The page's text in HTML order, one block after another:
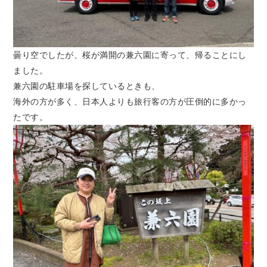
曇り空でしたが、桜が満開の兼六園に寄って、帰ることにし
ました。
兼六園の駐車場を探しているときも、
海外の方が多く、日本人よりも旅行客の方が圧倒的に多かっ
たです。